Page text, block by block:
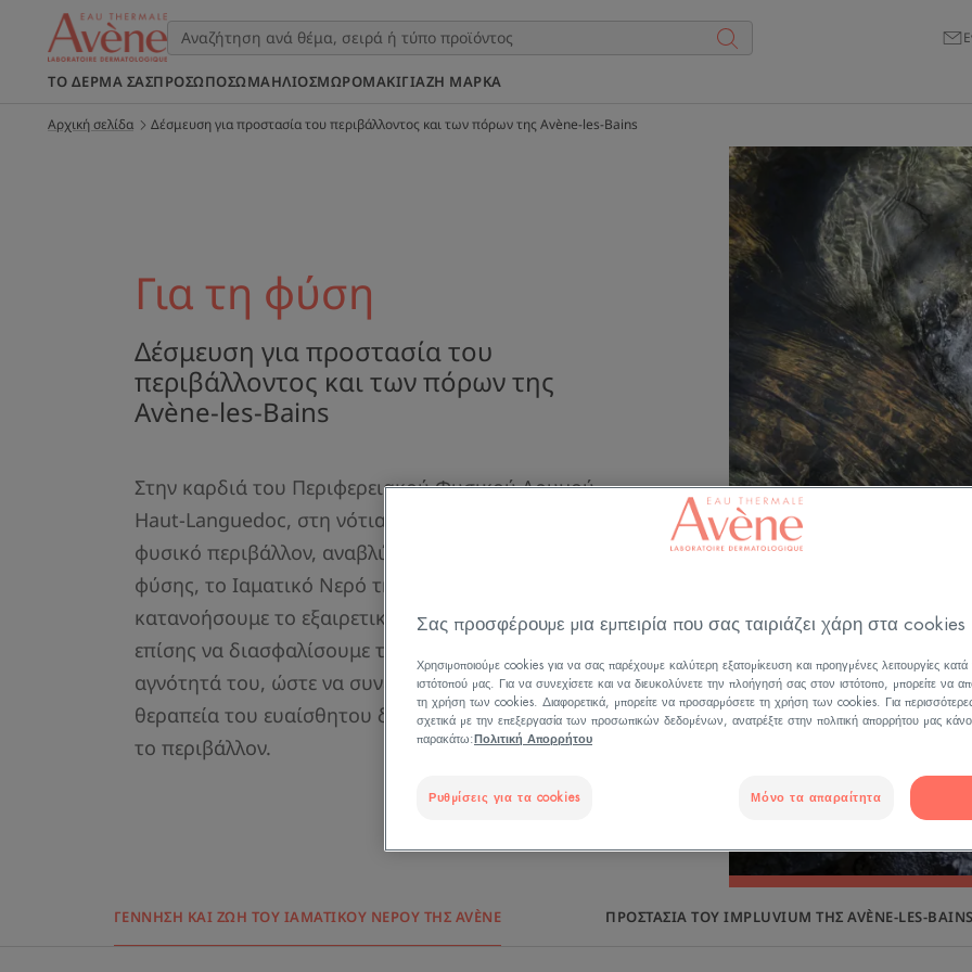
ΤΟ ΔΈΡΜΑ ΣΑΣΠΡΌΣΩΠΟΣΩΜΑΉΛΙΟΣΜΩΡΌΜΑΚΙΓΙΆΖΗ ΜΆΡΚΑ
Αρχική σελίδα Δέσμευση για προστασία του περιβάλλοντος και των πόρων της Avène-les-Bains
Για τη φύση
Δέσμευση για προστασία του
περιβάλλοντος και των πόρων της
Avène-les-Bains
Στην καρδιά του Περιφερειακού Φυσικού Δρυμού
Haut-Languedoc, στη νότια Γαλλία, σε ένα παρθένο
φυσικό περιβάλλον, αναβλύζει αυτό το δώρο της
φύσης, το Ιαματικό Νερό της Avène. Οφείλουμε να
κατανοήσουμε το εξαιρετικό αυτό Νερό. Πρέπει
επίσης να διασφαλίσουμε τη μονιμότητα και την
αγνότητά του, ώστε να συνεχίσει να είναι ασφαλές για
θεραπεία του ευαίσθητου δέρματος, με σεβασμό προς
το περιβάλλον.
ΓΈΝΝΗΣΗ ΚΑΙ ΖΩΉ ΤΟΥ ΙΑΜΑΤΙΚΟΎ ΝΕΡΟΎ ΤΗΣ AVÈNE ΠΡΟΣΤΑΣΊΑ ΤΟΥ IMPLUVIUM ΤΗΣ AVÈNE-LES-BAINS
Σας προσφέρουμε μια εμπειρία που σας ταιριάζει χάρη στα cookies
Χρησιμοποιούμε cookies για να σας παρέχουμε καλύτερη εξατομίκευση και προηγμένες λειτουργίες
ιστότοπού μας. Για να συνεχίσετε και να διευκολύνετε την πλοήγησή σας στον ιστότοπο, μπορείτε να
τη χρήση των cookies. Διαφορετικά, μπορείτε να προσαρμόσετε τη χρήση των cookies. Για
σχετικά με την επεξεργασία των προσωπικών δεδομένων, ανατρέξτε στην πολιτική απορρήτου μας
παρακάτω: Πολιτική Απορρήτου
Ρυθμίσεις για τα cookies Μόνο τα απαραίτητα